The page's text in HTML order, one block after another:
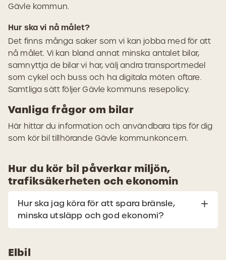
Gävle kommun.
Hur ska vi nå målet?
Det finns många saker som vi kan jobba med för att
nå målet. Vi kan bland annat minska antalet bilar,
samnyttja de bilar vi har, välj andra transportmedel
som cykel och buss och ha digitala möten oftare.
Samtliga sätt följer Gävle kommuns resepolicy.
Vanliga frågor om bilar
Här hittar du information och användbara tips för dig
som kör bil tillhörande Gävle kommunkoncern.
Hur du kör bil påverkar miljön,
trafiksäkerheten och ekonomin
Hur ska jag köra för att spara bränsle,
minska utsläpp och god ekonomi?
Elbil